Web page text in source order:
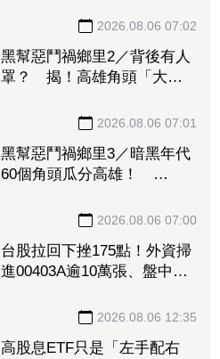
2026.08.06 07:02
黑幫惡鬥禍鄉里2／背後有人
罩？ 揭！高雄角頭「大漢
2026.08.06 07:01
黑幫惡鬥禍鄉里3／暗黑年代
60個角頭瓜分高雄！
局長南下逮人 2026.08.06 07:00
台股拉回下挫175點！外資掃
進00403A逾10萬張、盤中強
2026.08.06 12:35
高股息ETF只是「左手配右